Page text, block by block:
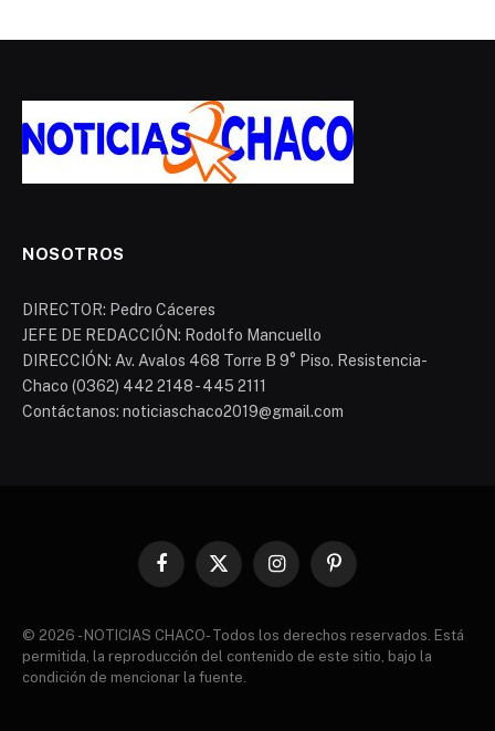
NOSOTROS
DIRECTOR: Pedro Cáceres
JEFE DE REDACCIÓN: Rodolfo Mancuello
DIRECCIÓN: Av. Avalos 468 Torre B 9° Piso. Resistencia-
Chaco (0362) 442 2148 - 445 2111
Contáctanos: noticiaschaco2019@gmail.com
Facebook
X
InstagramPinterest
© 2026 - NOTICIAS CHACO- Todos los derechos reservados. Está
permitida, la reproducción del contenido de este sitio, bajo la
condición de mencionar la fuente.